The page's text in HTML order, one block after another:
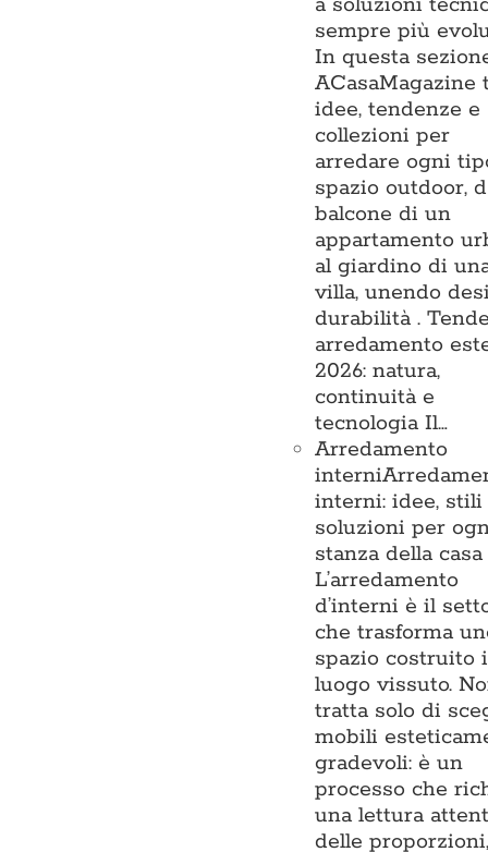
sempre più
In questa
ACasaMagazine
idee, tendenze e
collezioni per
arredare ogni
spazio outdoor,
balcone di un
appartamento
al giardino di
villa, unendo
durabilità .
arredamento
2026: natura,
continuità e
tecnologia Il…
Arredamento
interni
interni: idee, stili
soluzioni per
stanza della casa
L’arredamento
d’interni è il
che trasforma
spazio costruito
luogo vissuto.
tratta solo di
mobili
gradevoli: è un
processo che
una lettura
delle proporzioni,